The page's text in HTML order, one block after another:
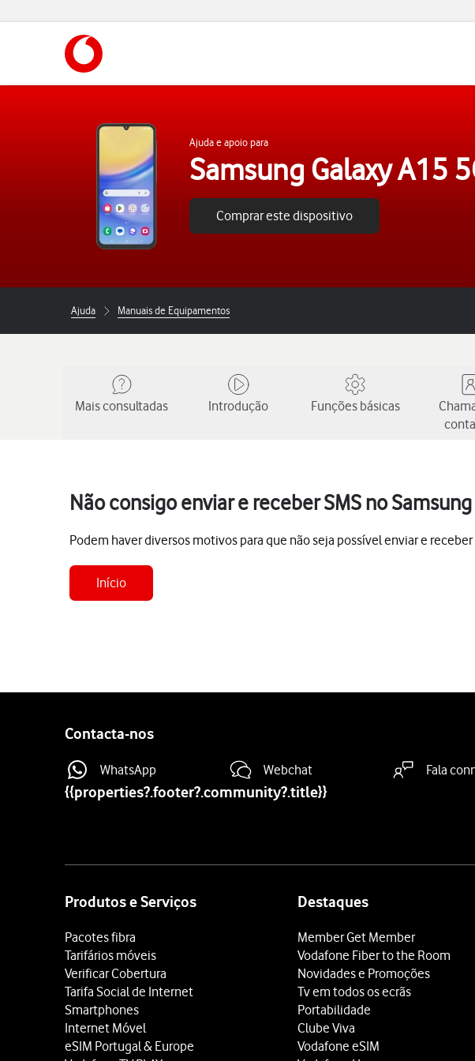
Ajuda e apoio para
Samsung Galaxy A15
Comprar este dispositivo
Ajuda Manuais de Equipamentos
Mais consultadas Introdução Funções básicas
Não consigo enviar e receber SMS no
Podem haver diversos motivos para que não seja possível enviar e
Início
Contacta-nos
WhatsApp Webchat Fala
{{properties?.footer?.community?.title}}
Produtos e Serviços
Pacotes fibra
Tarifários móveis
Verificar Cobertura
Tarifa Social de Internet
Smartphones
Internet Móvel
eSIM Portugal & Europe
Destaques
Member Get Member
Vodafone Fiber to the Room
Novidades e Promoções
Tv em todos os ecrãs
Portabilidade
Clube Viva
Vodafone eSIM